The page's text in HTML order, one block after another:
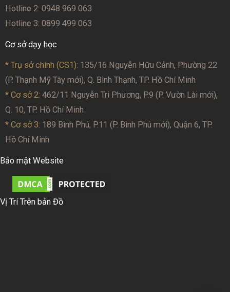
Hotline 2: 0948 969 063
Hotline 3: 0899 499 063
Cơ sở dạy học
* Trụ sở chính (CS1): 135/16 Nguyễn Hữu Cảnh, Phường 22
(P. Thạnh Mỹ Tây mới), Q. Bình Thạnh, TP. Hồ Chí Minh
* Cơ sở 2: 462/11 Nguyễn Tri Phương, P.9 (P. Vườn Lài mới),
Q. 10, TP. Hồ Chí Minh
* Cơ sở 3: 189 Bình Phú, P.11 (P. Bình Phú mới), Quận 6, TP.
Hồ Chí Minh
Bảo mật Website
Vị Trí Trên bản Đồ